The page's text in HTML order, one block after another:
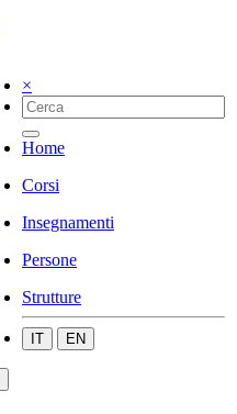
×
Home
Corsi
Insegnamenti
Persone
Strutture
IT EN